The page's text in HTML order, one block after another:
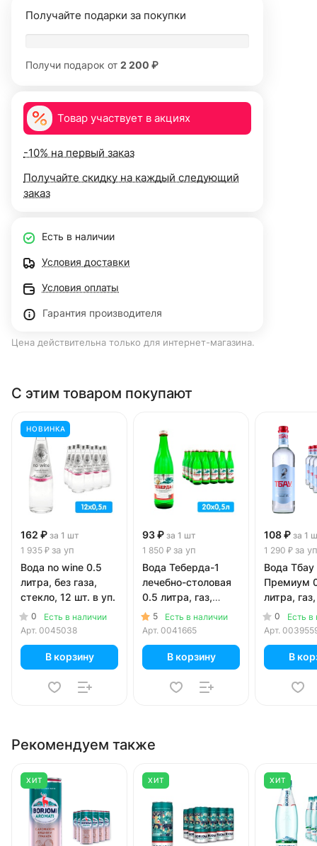
Получайте подарки за покупки
Получи подарок от 2 200 ₽
Товар участвует в акциях
-10% на первый заказ
Получайте скидку на каждый следующий
заказ
Есть в наличии
Условия доставки
Условия оплаты
Гарантия производителя
Цена действительна только для интернет-магазина.
С этим товаром покупают
НОВИНКА
162 ₽ за 1 шт
1 935 ₽ за уп
Вода no wine 0.5
литра, без газа,
стекло, 12 шт. в уп.
0
Есть в наличии
Арт. 0045038
В корзину
93 ₽ за 1 шт
1 850 ₽ за уп
Вода Теберда-1
лечебно-столовая
0.5 литра, газ,
стекло, 20 шт. в уп.
5
Есть в наличии
Арт. 0041665
В корзину
108 ₽ за 1
1 290 ₽ за уп
Вода Тбау
Премиум
литра,
12 шт. в
0
Есть в
Арт.
В
Рекомендуем также
ХИТ ХИТ ХИТ